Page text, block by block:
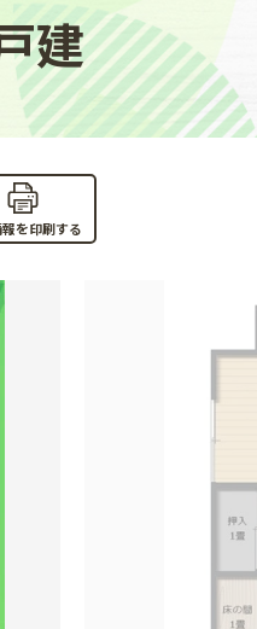
建
を印刷する